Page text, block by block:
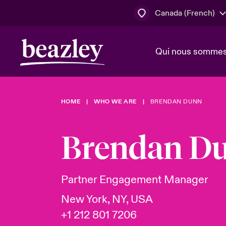
Canada (French)
Qui nous
Qui nous sommes
Conseil
Bonjour
Beazley.
Pleins feux
en 2024
Espace assurés
Client Cyber
HOME WHO WE ARE BRENDAN DUNN
Brendan
Partner Engagement Manager
New York, NY, USA
+1 212 801 7206